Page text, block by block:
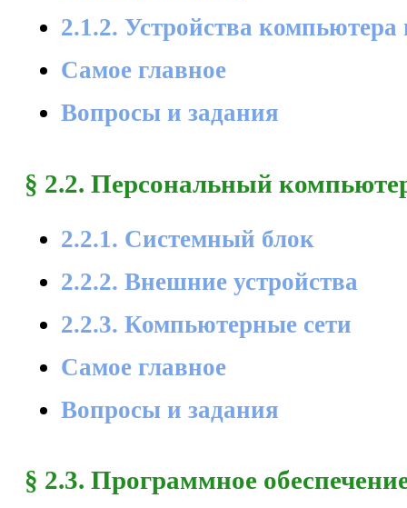
2.1.2. Устройства
Самое главное
Вопросы и задания
§ 2.2. Персональный
2.2.1. Системный блок
2.2.2. Внешние устройства
2.2.3. Компьютерные сети
Самое главное
Вопросы и задания
§ 2.3. Программное